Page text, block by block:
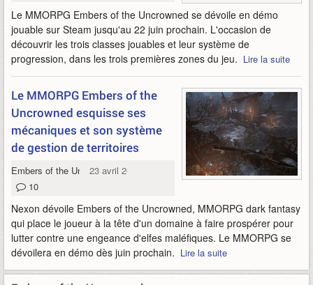
Le MMORPG Embers of the Uncrowned se dévoile en démo
jouable sur Steam jusqu'au 22 juin prochain. L'occasion de
découvrir les trois classes jouables et leur système de
progression, dans les trois premières zones du jeu. Lire la suite
Le MMORPG Embers of the
Uncrowned esquisse ses
mécaniques et son système
de gestion de territoires
Embers of the Uncrowned
23 avril 2026
10
Nexon dévoile Embers of the Uncrowned, MMORPG dark fantasy
qui place le joueur à la tête d'un domaine à faire prospérer pour
lutter contre une engeance d'elfes maléfiques. Le MMORPG se
dévoilera en démo dès juin prochain. Lire la suite